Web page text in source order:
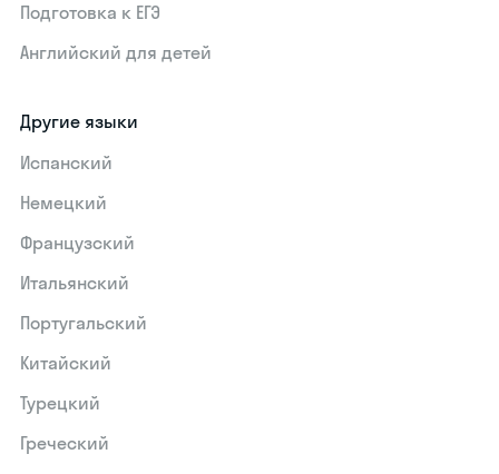
Подготовка к ЕГЭ
Английский для детей
Другие языки
Испанский
Немецкий
Французский
Итальянский
Португальский
Китайский
Турецкий
Греческий